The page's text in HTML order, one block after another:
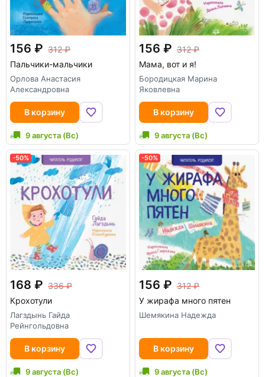
156
312
Пальчики-мальчики
Орлова Анастасия
Александровна
В корзину
9 августа (Вс)
156
312
Мама, вот и я!
Бородицкая Марина
Яковлевна
В корзину
9 августа (Вс)
-50%
168
336
Крохотули
Лагздынь Гайда
Рейнгольдовна
В корзину
9 августа (Вс)
-50%
156
312
У жирафа много пятен
Шемякина Надежда
В корзину
9 августа (Вс)